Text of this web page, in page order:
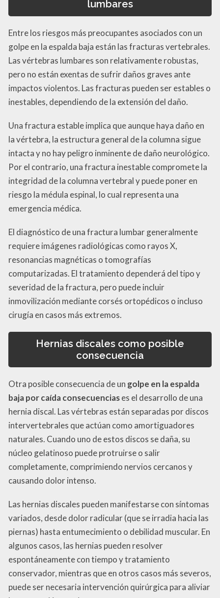
lumbares
Entre los riesgos más preocupantes asociados con un
golpe en la espalda baja están las fracturas vertebrales.
Las vértebras lumbares son relativamente robustas,
pero no están exentas de sufrir daños graves ante
impactos violentos. Las fracturas pueden ser estables o
inestables, dependiendo de la extensión del daño.
Una fractura estable implica que aunque haya daño en
la vértebra, la estructura general de la columna sigue
intacta y no hay peligro inminente de daño neurológico.
Por el contrario, una fractura inestable compromete la
integridad de la columna vertebral y puede poner en
riesgo la médula espinal, lo cual representa una
emergencia médica.
El diagnóstico de una fractura lumbar generalmente
requiere imágenes radiológicas como rayos X,
resonancias magnéticas o tomografías
computarizadas. El tratamiento dependerá del tipo y
severidad de la fractura, pero puede incluir
inmovilización mediante corsés ortopédicos o incluso
cirugía en casos más extremos.
Hernias discales como posible
consecuencia
Otra posible consecuencia de un golpe en la espalda
baja por caída consecuenciases el desarrollo de una
hernia discal. Las vértebras están separadas por discos
intervertebrales que actúan como amortiguadores
naturales. Cuando uno de estos discos se daña, su
núcleo gelatinoso puede protruirse o salir
completamente, comprimiendo nervios cercanos y
causando dolor intenso.
Las hernias discales pueden manifestarse con síntomas
variados, desde dolor radicular (que se irradia hacia las
piernas) hasta entumecimiento o debilidad muscular. En
algunos casos, las hernias pueden resolver
espontáneamente con tiempo y tratamiento
conservador, mientras que en otros casos más severos,
puede ser necesaria intervención quirúrgica para aliviar